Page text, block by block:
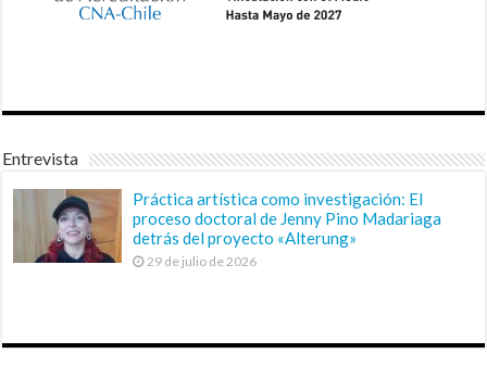
Entrevista
Práctica artística como investigación: El
proceso doctoral de Jenny Pino Madariaga
detrás del proyecto «Alterung»
29 de julio de 2026